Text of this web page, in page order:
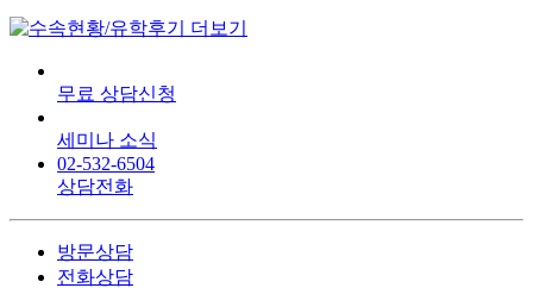
무료 상담신청
세미나 소식
02-532-6504
상담전화
방문상담
전화상담